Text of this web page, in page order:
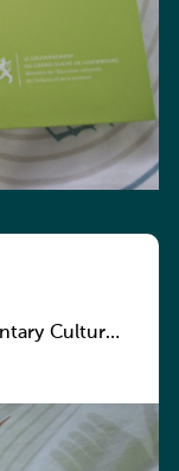
Culture